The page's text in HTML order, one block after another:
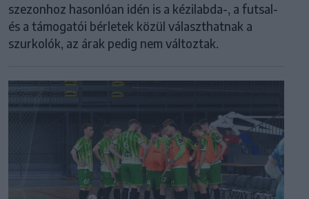
szezonhoz hasonlóan idén is a kézilabda-, a futsal-
és a támogatói bérletek közül választhatnak a
szurkolók, az árak pedig nem változtak.